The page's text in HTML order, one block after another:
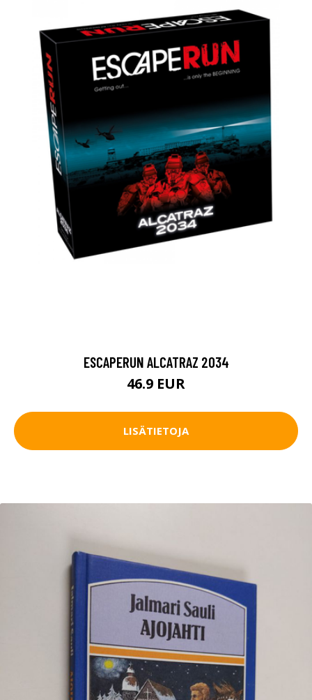
ESCAPERUN ALCATRAZ 2034
46.9 EUR
LISÄTIETOJA